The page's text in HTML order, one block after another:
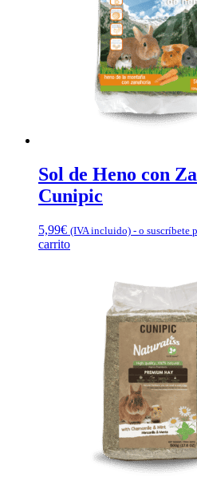
Sol de Heno con
Cunipic
5,99€ (IVA incluido) - o suscríbete
carrito